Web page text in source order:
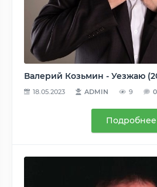
Валерий Козьмин - Уезжаю
18.05.2023 ADMIN 9 0
Подробнее